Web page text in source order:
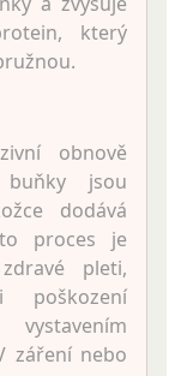
který
obnově
jsou
dodává
proces je
pleti,
poškození
záření nebo